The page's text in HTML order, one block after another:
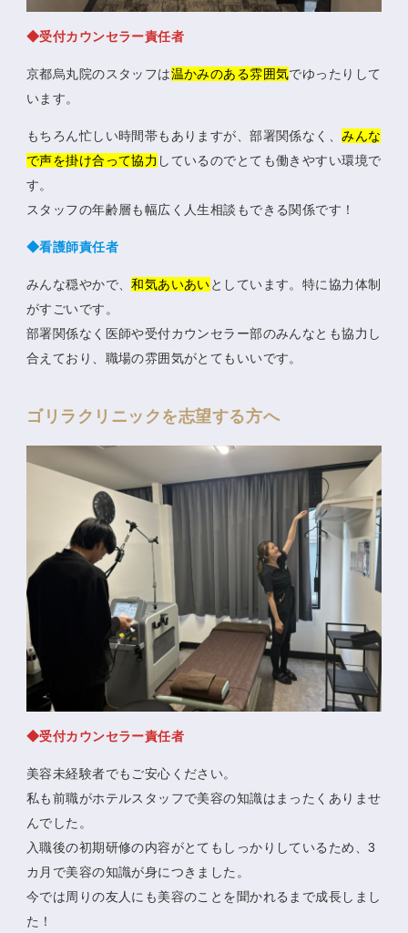
◆受付カウンセラー責任者
京都烏丸院のスタッフは温かみのある雰囲気でゆったりして
います。
もちろん忙しい時間帯もありますが、部署関係なく、みんな
で声を掛け合って協力 しているのでとても働きやすい環境で
す。
スタッフの年齢層も幅広く人生相談もできる関係です！
◆看護師責任者
みんな穏やかで、和気あいあいとしています。特に協力体制
がすごいです。
部署関係なく医師や受付カウンセラー部のみんなとも協力し
合えており、職場の雰囲気がとてもいいです。
ゴリラクリニックを志望する方へ
◆受付カウンセラー責任者
美容未経験者でもご安心ください。
私も前職がホテルスタッフで美容の知識はまったくありませ
んでした。
入職後の初期研修の内容がとてもしっかりしているため、3
カ月で美容の知識が身につきました。
今では周りの友人にも美容のことを聞かれるまで成長しまし
た！